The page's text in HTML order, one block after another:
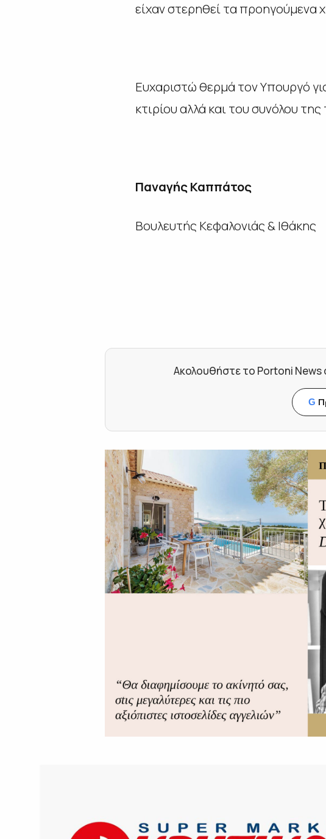
είχαν στερηθεί τα προηγούμενα
Ευχαριστώ θερμά τον Υπουργό
κτιρίου αλλά και του συνόλου
Παναγής Καππάτος
Βουλευτής Κεφαλονιάς & Ιθάκης
Ακολουθήστε το Portoni News
G